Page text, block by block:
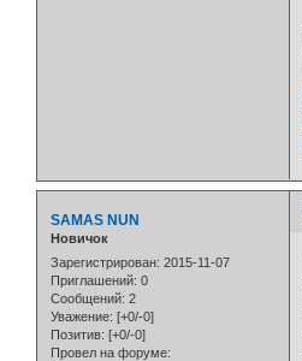
SAMAS NUN
Новичок
Зарегистрирован: 2015-11-07
Приглашений: 0
Сообщений: 2
Уважение: [+0/-0]
Позитив: [+0/-0]
Провел на форуме: